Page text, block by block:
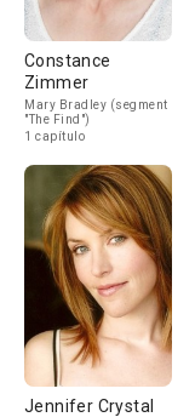
Constance
Zimmer
Mary Bradley (segment
"The Find")
1 capítulo
Jennifer Crystal